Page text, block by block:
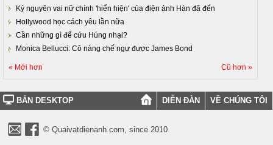
Kỷ nguyên vai nữ chính 'hiển hiện' của điện ảnh Hàn đã đến
Hollywood học cách yêu lần nữa
Cần những gì để cứu Húng nhại?
Monica Bellucci: Cô nàng chế ngự được James Bond
« Mới hơn Cũ hơn »
BẢN DESKTOP DIỄN ĐÀN VỀ CHÚNG TÔI
© Quaivatdienanh.com, since 2010